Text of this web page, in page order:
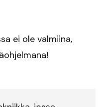
ei ole valmiina,